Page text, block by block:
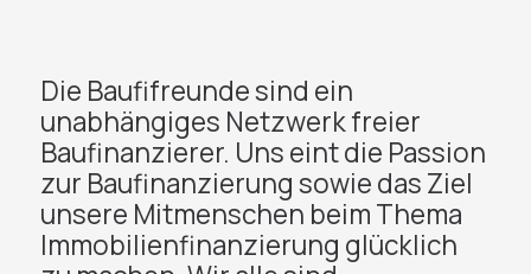
Die Baufifreunde sind ein
unabhängiges Netzwerk freier
Baufinanzierer. Uns eint die Passion
zur Baufinanzierung sowie das Ziel
unsere Mitmenschen beim Thema
Immobilienfinanzierung glücklich